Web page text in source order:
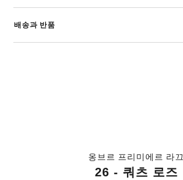
배송과 반품
옹브르 프리미에르 라끄
26 - 쿼츠 로즈